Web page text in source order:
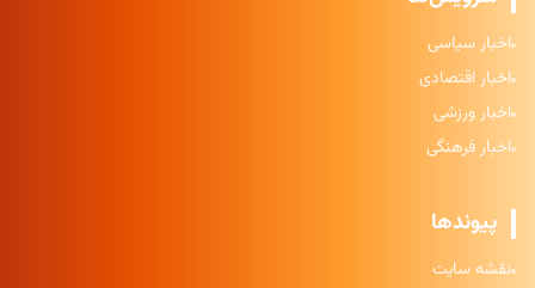
اخبار سیاسی
اخبار اقتصادی
اخبار ورزشی
اخبار فرهنگی
پیوندها
نقشه سایت